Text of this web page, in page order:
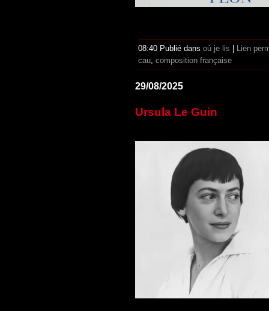
08:40 Publié dans où je lis
Lien
cau, composition française
29/08/2025
Ursula Le Guin